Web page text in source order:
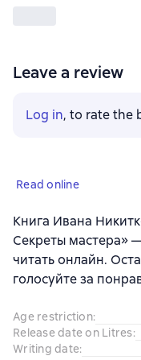
Leave a review
Log in, to rate the
Read online
Книга Ивана
Секреты мастера»
читать онлайн.
голосуйте за
Age restriction:
Release date on Litres:
Writing date: